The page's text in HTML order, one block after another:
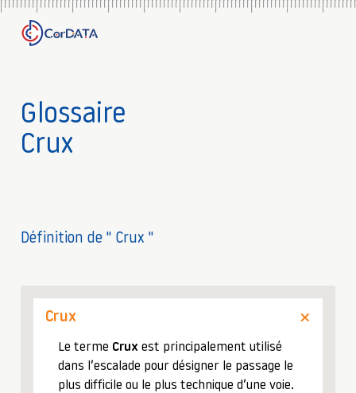
Glossaire
Crux
Définition de " Crux "
Crux
Le terme Crux est principalement utilisé
dans l’escalade pour désigner le passage le
plus difficile ou le plus technique d’une voie.